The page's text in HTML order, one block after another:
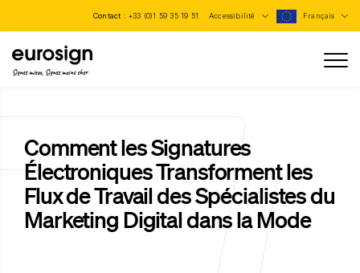
Contact : +33 (0)1 59 35 19 51 Accessibilité Français
Signez mieux, Signez moins cher
Comment les Signatures
Électroniques Transforment les
Flux de Travail des Spécialistes du
Marketing Digital dans la Mode